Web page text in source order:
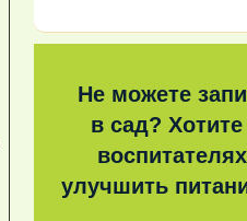
Не можете
в сад?
улучшить